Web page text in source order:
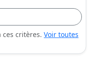
critères. Voir toutes